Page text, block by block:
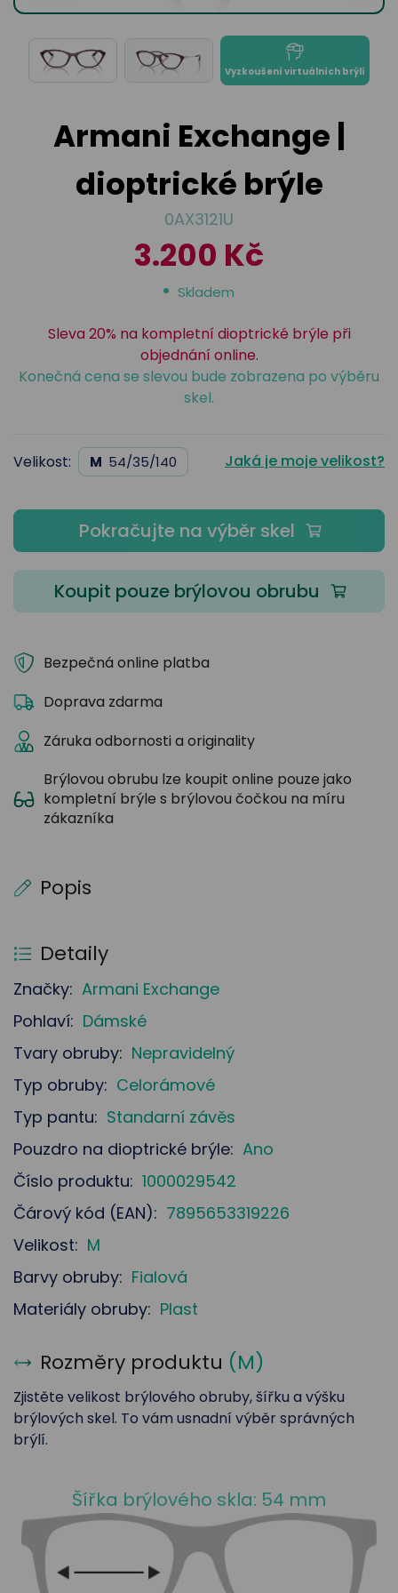
Přihlásit
brýle
Popis
Detaily
Značky: Armani Exchange
Pohlaví: Dámské
Tvary obruby: Nepravidelný
Typ obruby: Celorámové
Typ pantu: Standarní závěs
Pouzdro na dioptrické brýle: Ano
Číslo produktu: 1000029542
Čárový kód (EAN): 7895653319226
Velikost: M
Barvy obruby: Fialová
Materiály obruby: Plast
Rozměry produktu (M)
Zjistěte velikost brýlového obruby, šířku a výšku
brýlových skel. To vám usnadní výběr správných
brýlí.
Šířka brýlového skla: 54 mm
Vyzkoušení virtuálních brýlí
Armani Exchange |
dioptrické brýle
0AX3121U
3.200 Kč
Skladem
Sleva 20% na kompletní dioptrické brýle při
objednání online.
Konečná cena se slevou bude zobrazena po výběru
skel.
Velikost: M 54/35/140 Jaká je moje velikost?
Pokračujte na výběr skel
Koupit pouze brýlovou obrubu
Bezpečná online platba
Doprava zdarma
Záruka odbornosti a originality
Brýlovou obrubu lze koupit online pouze jako
kompletní brýle s brýlovou čočkou na míru
zákazníka